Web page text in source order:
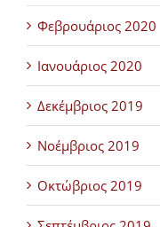
Φεβρουάριος 2020
Ιανουάριος 2020
Δεκέμβριος 2019
Νοέμβριος 2019
Οκτώβριος 2019